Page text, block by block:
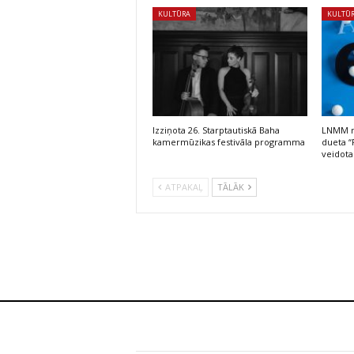
KULTŪRA
Izziņota 26. Starptautiskā Baha
kamermūzikas festivāla programma
LNMM
dueta
veidota
ATPAKAĻ TĀLĀK